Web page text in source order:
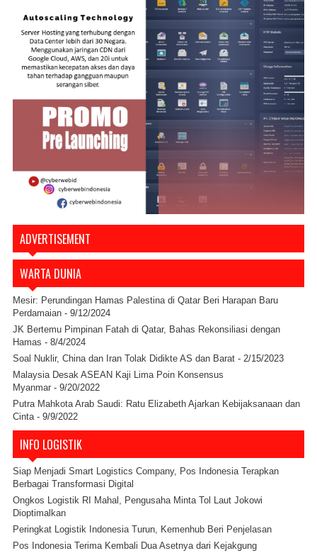
ADVERTISEMENT
WARTA DUNIA
Mesir: Perundingan Hamas Palestina di Qatar Beri Harapan Baru
Perdamaian - 9/12/2024
JK Bertemu Pimpinan Fatah di Qatar, Bahas Rekonsiliasi dengan
Hamas - 8/4/2024
Soal Nuklir, China dan Iran Tolak Didikte AS dan Barat - 2/15/2023
Malaysia Desak ASEAN Kaji Lima Poin Konsensus
Myanmar - 9/20/2022
Putra Mahkota Arab Saudi: Ratu Elizabeth Ajarkan Kebijaksanaan dan
Cinta- 9/9/2022
INFO LOGISTIK
Siap Menjadi Smart Logistics Company, Pos Indonesia Terapkan
Berbagai Transformasi Digital
Ongkos Logistik RI Mahal, Pengusaha Minta Tol Laut Jokowi
Dioptimalkan
Peringkat Logistik Indonesia Turun, Kemenhub Beri Penjelasan
Pos Indonesia Terima Kembali Dua Asetnya dari Kejakgung